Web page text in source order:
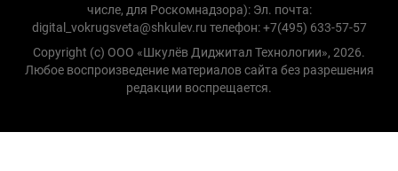
числе, для Роскомнадзора): Эл. почта:
digital_vokrugsveta@shkulev.ru телефон: +7(495) 633-57-57
Copyright (с) ООО «Шкулёв Диджитал Технологии», 2026.
Любое воспроизведение материалов сайта без разрешения
редакции воспрещается.